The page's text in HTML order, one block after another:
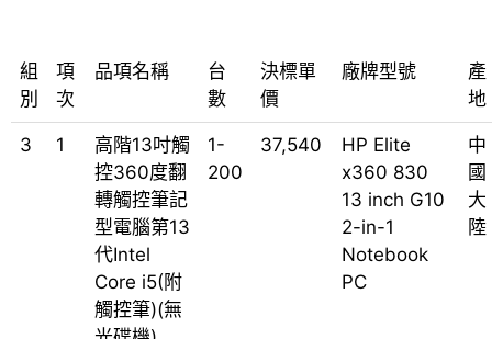
組
別
項
次
品項名稱
台
數
決標單
價
廠牌型號
產
地
3 1
高階13吋觸
控360度翻
轉觸控筆記
型電腦第13
代Intel
Core i5(附
觸控筆)(無
1-
200
37,540
HP Elite
x360 830
13 inch G10
2-in-1
Notebook
PC
中
國
大
陸